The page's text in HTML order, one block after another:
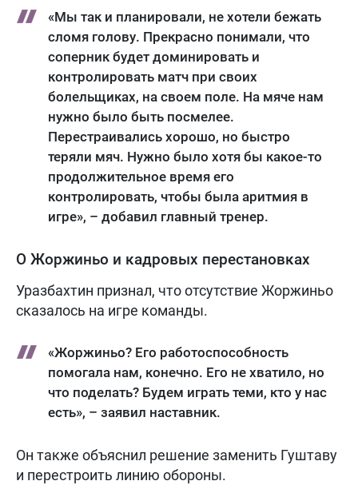
«Мы так и планировали, не хотели бежать
сломя голову. Прекрасно понимали, что
соперник будет доминировать и
контролировать матч при своих
болельщиках, на своем поле. На мяче нам
нужно было быть посмелее.
Перестраивались хорошо, но быстро
теряли мяч. Нужно было хотя бы какое-то
продолжительное время его
контролировать, чтобы была аритмия в
игре», – добавил главный тренер.
О Жоржиньо и кадровых перестановках
Уразбахтин признал, что отсутствие Жоржиньо
сказалось на игре команды.
«Жоржиньо? Его работоспособность
помогала нам, конечно. Его не хватило, но
что поделать? Будем играть теми, кто у нас
есть», – заявил наставник.
Он также объяснил решение заменить Гуштаву
и перестроить линию обороны.